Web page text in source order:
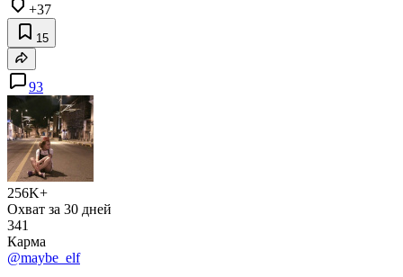
+37
15
93
256K+
Охват за 30 дней
341
Карма
@maybe_elf